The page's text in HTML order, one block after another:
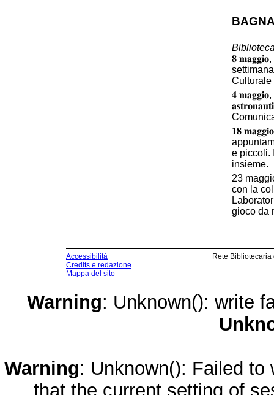
𝟖
Culturale
𝟒
𝟏𝟖
e piccoli.
insieme.
23
con la
gioco da
Accessibilità
Credits e redazione
Mappa del sito
Rete
Warning: Unknown(): write
Warning: Unknown(): Failed
that the current setting of